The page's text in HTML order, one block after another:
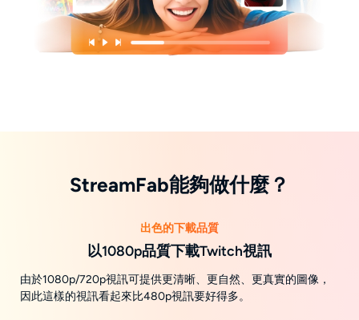
StreamFab能夠做什麼？
出色的下載品質
以1080p品質下載Twitch視訊
由於1080p/720p視訊可提供更清晰、更自然、更真實的圖像，
因此這樣的視訊看起來比480p視訊要好得多。